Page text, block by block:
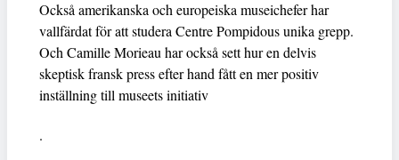
Också amerikanska och europeiska museichefer har
vallfärdat för att studera Centre Pompidous unika grepp.
Och Camille Morieau har också sett hur en delvis
skeptisk fransk press efter hand fått en mer positiv
inställning till museets initiativ
.